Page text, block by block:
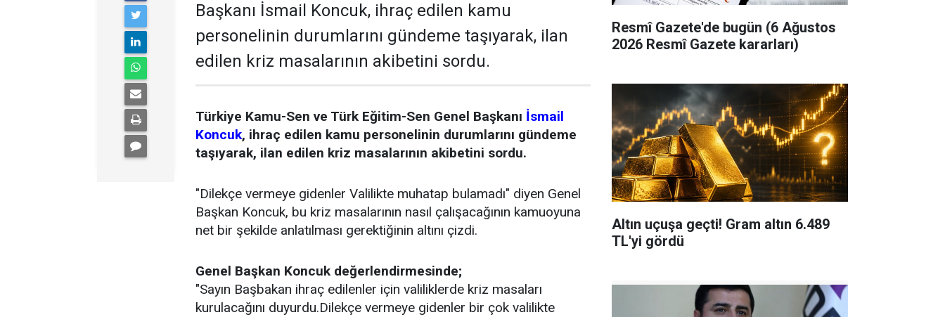
Başkanı İsmail Koncuk, ihraç edilen kamu
personelinin durumlarını gündeme taşıyarak, ilan
edilen kriz masalarının akibetini sordu.
Türkiye Kamu-Sen ve Türk Eğitim-Sen Genel Başkanı İsmail
Koncuk, ihraç edilen kamu personelinin durumlarını gündeme
taşıyarak, ilan edilen kriz masalarının akibetini sordu.
"Dilekçe vermeye gidenler Valilikte muhatap bulamadı" diyen Genel
Başkan Koncuk, bu kriz masalarının nasıl çalışacağının kamuoyuna
net bir şekilde anlatılması gerektiğinin altını çizdi.
Genel Başkan Koncuk değerlendirmesinde;
"Sayın Başbakan ihraç edilenler için valiliklerde kriz masaları
kurulacağını duyurdu.Dilekçe vermeye gidenler bir çok valilikte
Resmî Gazete'de bugün (6 Ağustos
2026 Resmî Gazete kararları)
Altın uçuşa geçti! Gram altın 6.489
TL'yi gördü